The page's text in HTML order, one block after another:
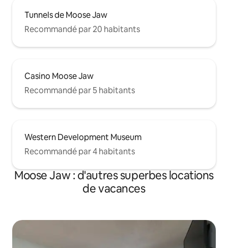
Tunnels de Moose Jaw
Recommandé par 20 habitants
Casino Moose Jaw
Recommandé par 5 habitants
Western Development Museum
Recommandé par 4 habitants
Moose Jaw : d'autres superbes locations
de vacances